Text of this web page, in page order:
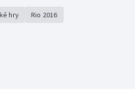
hry Rio 2016